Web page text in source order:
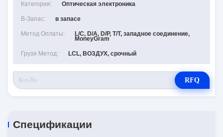
Категория: Оптическая электроника
В-Запас: в запасе
Метод Оплаты: L/C, D/A, D/P, T/T, западное соединение,
MoneyGram
Грузя Метод: LCL, ВОЗДУХ, срочный
RFQ
Спецификации